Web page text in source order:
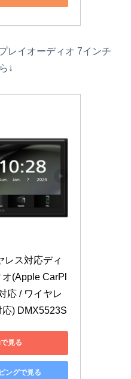
レイオーディオ 7インチ
↓
レス対応ディ
(Apple CarPl
応 / ワイヤレ
) DMX5523S
見る
ングで見る